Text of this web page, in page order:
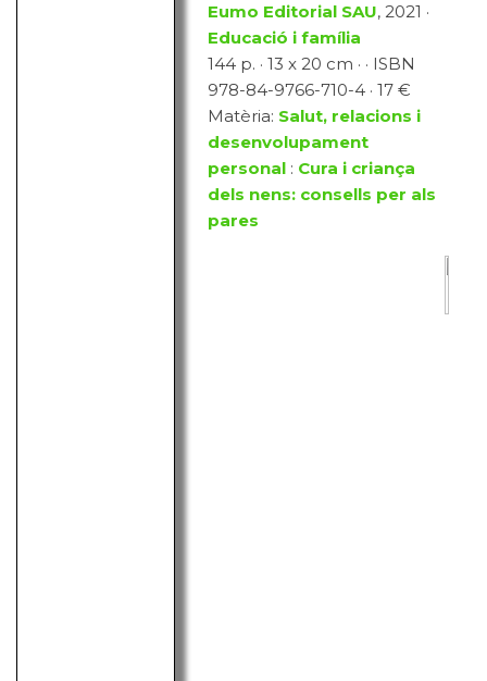
Eumo Editorial SAU, 2021 ·
Educació i família
144 p. · 13 x 20 cm · · ISBN
978-84-9766-710-4 · 17 €
Matèria: Salut, relacions i
desenvolupament
personal : Cura i criança
dels nens: consells per als
pares